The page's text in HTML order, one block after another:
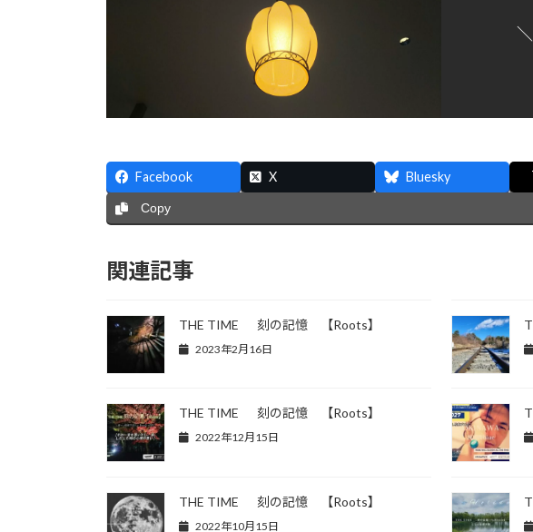
Facebook X Bluesky
Copy
関連記事
THE TIME 刻の記憶 【Roots】
2023年2月16日
THE TIME 刻の記憶 【Roots】
2022年12月15日
THE TIME 刻の記憶 【Roots】
2022年10月15日